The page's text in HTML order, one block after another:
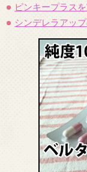
ピンキープラス
シンデレラアッ